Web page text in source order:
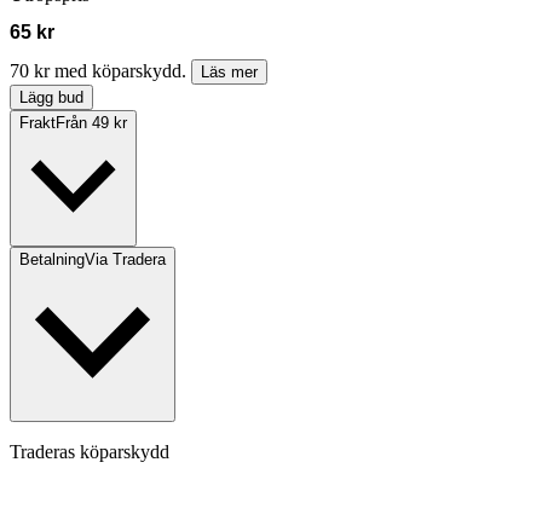
65 kr
70 kr med köparskydd.
Läs mer
Lägg bud
FraktFrån 49 kr
BetalningVia Tradera
Traderas köparskydd